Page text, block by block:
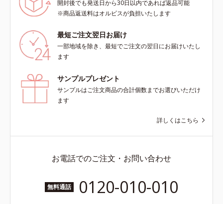
開封後でも発送日から30日以内であれば返品可能
※商品返送料はオルビスが負担いたします
最短ご注文翌日お届け
一部地域を除き、最短でご注文の翌日にお届けいたし
ます
サンプルプレゼント
サンプルはご注文商品の合計個数までお選びいただけ
ます
詳しくはこちら
お電話でのご注文・お問い合わせ
無料通話 0120-010-010